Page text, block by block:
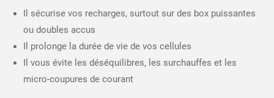
Il sécurise vos recharges, surtout sur des box puissantes
ou doubles accus
Il prolonge la durée de vie de vos cellules
Il vous évite les déséquilibres, les surchauffes et les
micro-coupures de courant